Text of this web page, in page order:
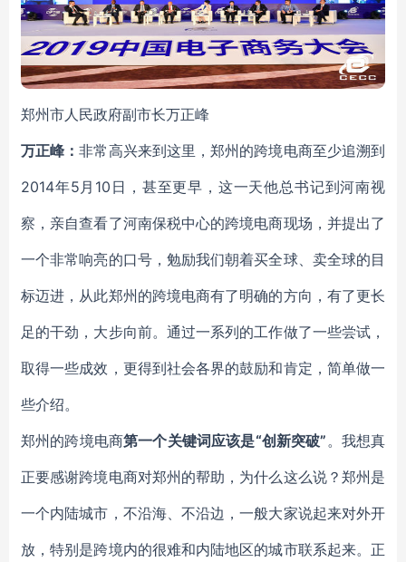
郑州市人民政府副市长万正峰
万正峰：非常高兴来到这里，郑州的跨境电商至少追溯到
2014年5月10日，甚至更早，这一天他总书记到河南视
察，亲自查看了河南保税中心的跨境电商现场，并提出了
一个非常响亮的口号，勉励我们朝着买全球、卖全球的目
标迈进，从此郑州的跨境电商有了明确的方向，有了更长
足的干劲，大步向前。通过一系列的工作做了一些尝试，
取得一些成效，更得到社会各界的鼓励和肯定，简单做一
些介绍。
郑州的跨境电商第一个关键词应该是“创新突破”。我想真
正要感谢跨境电商对郑州的帮助，为什么这么说？郑州是
一个内陆城市，不沿海、不沿边，一般大家说起来对外开
放，特别是跨境内的很难和内陆地区的城市联系起来。正